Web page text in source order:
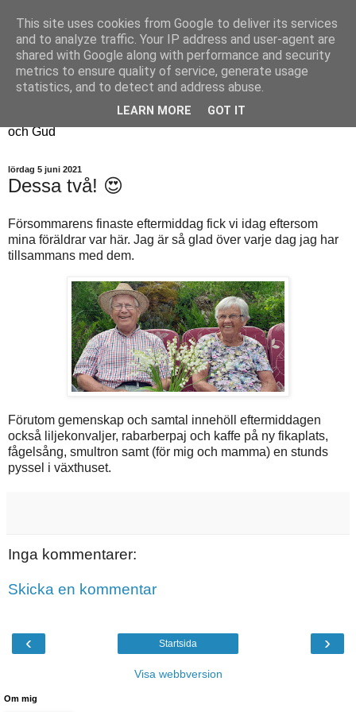
Fyren
Fyren finns för att sprida ljus i mörkret
För att påminna om guldkanterna i tillvaron
Här samsas jakt, hantverk, odling, och andra tankar om livet
och Gud
lördag 5 juni 2021
Dessa två! 😍
Försommarens finaste eftermiddag fick vi idag eftersom
mina föräldrar var här. Jag är så glad över varje dag jag har
tillsammans med dem.
Förutom gemenskap och samtal innehöll eftermiddagen
också liljekonvaljer, rabarberpaj och kaffe på ny fikaplats,
fågelsång, smultron samt (för mig och mamma) en stunds
pyssel i växthuset.
Inga kommentarer:
Skicka en kommentar
‹ ›
Startsida
Visa webbversion
Om mig
This site uses cookies from Google to deliver its services
and to analyze traffic. Your IP address and user-agent are
shared with Google along with performance and security
metrics to ensure quality of service, generate usage
statistics, and to detect and address abuse.
LEARN MORE GOT IT